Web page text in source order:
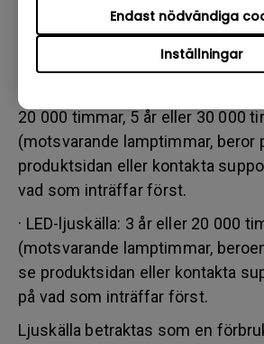
Inställningar
Endast nödvändiga
3 år eller 3000 timmar
beror på modell, se produktsidan
support), beroende på vad som
20 000 timmar, 5 år eller 30 000
(motsvarande lamptimmar, beror
produktsidan eller kontakta
vad som inträffar först.
· LED-ljuskälla: 3 år eller 20 000
(motsvarande lamptimmar,
se produktsidan eller kontakta
på vad som inträffar först.
Ljuskälla betraktas som en